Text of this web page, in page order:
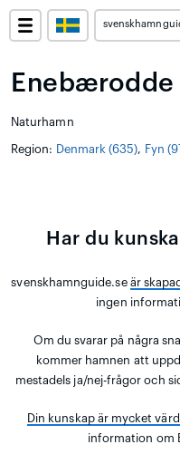
Naturhamn
Region: Denmark (635), Fyn
Har du
svenskhamnguide.se är
ingen
Om du svarar på några
kommer hamnen att
mestadels ja/nej-frågor och
Din kunskap är mycket
information om